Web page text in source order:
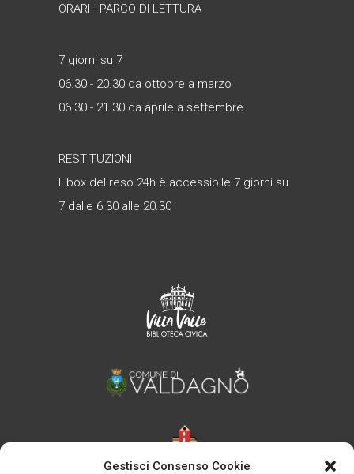
Gestisci Consenso Cookie
ORARI - PARCO DI LETTURA
7 giorni su 7
06.30 - 20.30 da ottobre a marzo
06.30 - 21.30 da aprile a settembre
RESTITUZIONI
Il box del reso 24h è accessibile 7 giorni su
7 dalle 6.30 alle 20.30